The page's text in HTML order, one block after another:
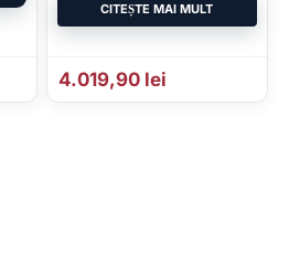
CITEȘTE MAI MULT
4.019,90 lei